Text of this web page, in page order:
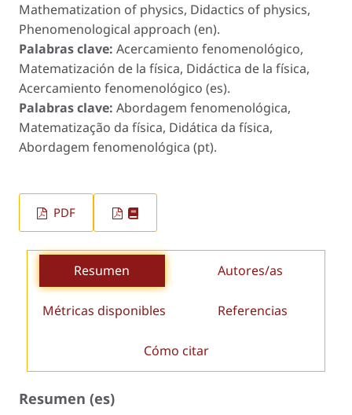
Mathematization of physics, Didactics of physics,
Phenomenological approach (en).
Palabras clave: Acercamiento fenomenológico,
Matematización de la física, Didáctica de la física,
Acercamiento fenomenológico (es).
Palabras clave: Abordagem fenomenológica,
Matematização da física, Didática da física,
Abordagem fenomenológica (pt).
PDF
Resumen Autores/as
Métricas disponibles Referencias
Cómo citar
Resumen (es)